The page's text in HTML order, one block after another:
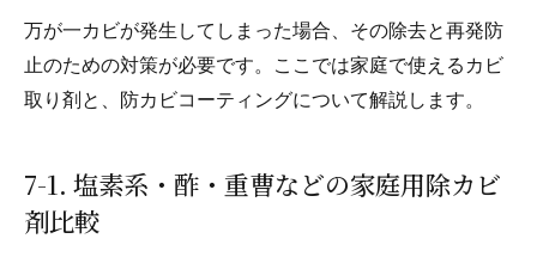
万が一カビが発生してしまった場合、その除去と再発防
止のための対策が必要です。ここでは家庭で使えるカビ
取り剤と、防カビコーティングについて解説します。
7-1. 塩素系・酢・重曹などの家庭用除カビ
剤比較